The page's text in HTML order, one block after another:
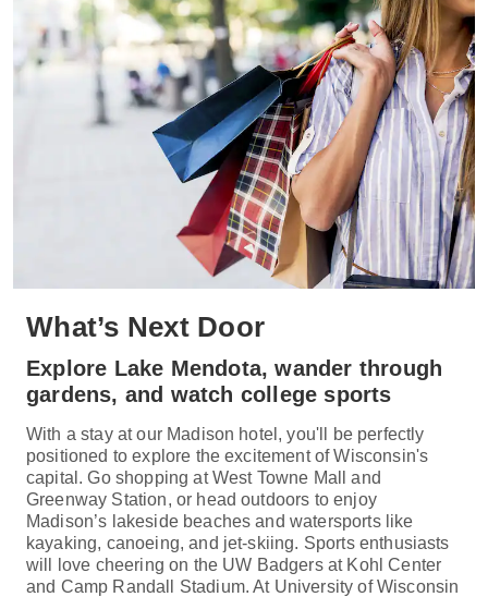
What’s Next Door
Explore Lake Mendota, wander through
gardens, and watch college sports
With a stay at our Madison hotel, you'll be perfectly
positioned to explore the excitement of Wisconsin's
capital. Go shopping at West Towne Mall and
Greenway Station, or head outdoors to enjoy
Madison’s lakeside beaches and watersports like
kayaking, canoeing, and jet-skiing. Sports enthusiasts
will love cheering on the UW Badgers at Kohl Center
and Camp Randall Stadium. At University of Wisconsin